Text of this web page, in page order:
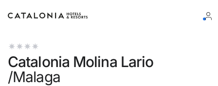
Log in op je account
Catalonia Molina Lario
/Malaga